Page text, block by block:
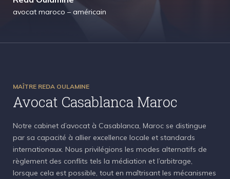
avocat maroco – américain
MAÎTRE REDA OULAMINE
Avocat Casablanca Maroc
Notre cabinet d’avocat à Casablanca, Maroc se distingue
par sa capacité à allier excellence locale et standards
internationaux. Nous privilégions les modes alternatifs de
règlement des conflits tels la médiation et l’arbitrage,
lorsque cela est possible, tout en maîtrisant les mécanismes